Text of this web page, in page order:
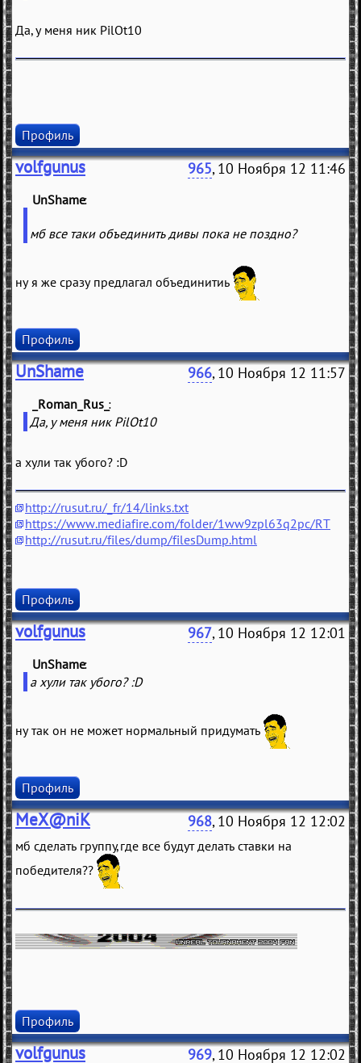
Да, у меня ник PilOt10
Профиль
volfgunus 965, 10 Ноября 12 11:46
UnShame
мб все таки объединить дивы пока не поздно?
ну я же сразу предлагал объединитиь
Профиль
UnShame 966, 10 Ноября 12 11:57
_Roman_Rus_
Да, у меня ник PilOt10
а хули так убого? :D
http://rusut.ru/_fr/14/links.txt
https://www.mediafire.com/folder/1ww9zpl63q2pc/RT
http://rusut.ru/files/dump/filesDump.html
Профиль
volfgunus 967, 10 Ноября 12 12:01
UnShame
а хули так убого? :D
ну так он не может нормальный придумать
Профиль
MeX@niK 968, 10 Ноября 12 12:02
мб сделать группу,где все будут делать ставки на
победителя??
Профиль
volfgunus 969, 10 Ноября 12 12:02